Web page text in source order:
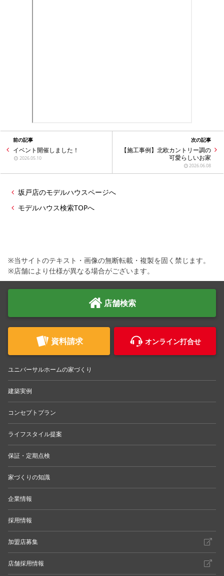
前の記事
イベント開催しました！
2026.05.10
次の記事
【施工事例】北欧カントリー調の
可愛らしいお家
2026.06.08
坂戸店のモデルハウスページへ
モデルハウス検索TOPへ
※当サイトのテキスト・画像の無断転載・複製を固く禁じます。
※店舗により仕様が異なる場合がございます。
店舗検索
資料請求 オンライン打合せ
ユニバーサルホームの家づくり
建築実例
コンセプトプラン
ライフスタイル提案
保証・定期点検
家づくりの知識
企業情報
採用情報
加盟店募集
店舗採用情報